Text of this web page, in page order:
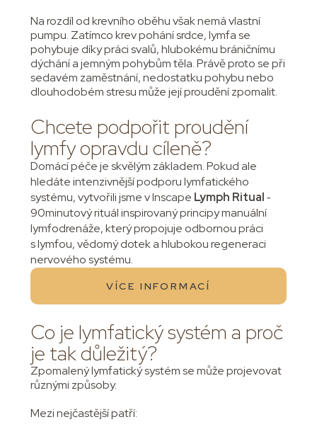
Na rozdíl od krevního oběhu však nemá vlastní
pumpu. Zatímco krev pohání srdce, lymfa se
pohybuje díky práci svalů, hlubokému bráničnímu
dýchání a jemným pohybům těla. Právě proto se při
sedavém zaměstnání, nedostatku pohybu nebo
dlouhodobém stresu může její proudění zpomalit.
Chcete podpořit proudění
lymfy opravdu cíleně?
Domácí péče je skvělým základem. Pokud ale
hledáte intenzivnější podporu lymfatického
systému, vytvořili jsme v Inscape Lymph Ritual‑
90minutový rituál inspirovaný principy manuální
lymfodrenáže, který propojuje odbornou práci
s lymfou, vědomý dotek a hlubokou regeneraci
nervového systému.
VÍCE INFORMACÍ
Co je lymfatický systém a proč
je tak důležitý?
Zpomalený lymfatický systém se může projevovat
různými způsoby.
Mezi nejčastější patří: